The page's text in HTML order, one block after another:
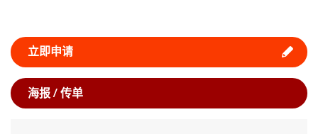
立即申请
海报 / 传单